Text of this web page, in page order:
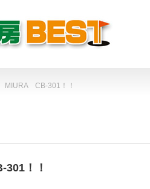
MIURA CB-301！！
！！